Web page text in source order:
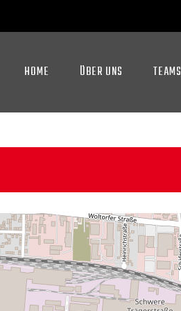
HOME ÜBER UNS TEAMS